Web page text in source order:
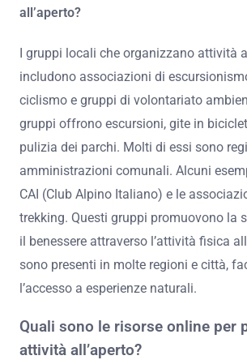
all’aperto?
I gruppi locali che organizzano attività
includono associazioni di
ciclismo e gruppi di volontariato
gruppi offrono escursioni, gite in
pulizia dei parchi. Molti di essi sono
amministrazioni comunali. Alcuni
CAI (Club Alpino Italiano) e le
trekking. Questi gruppi promuovono la
il benessere attraverso l’attività fisica
sono presenti in molte regioni e città,
l’accesso a esperienze naturali.
Quali sono le risorse online per
attività all’aperto?